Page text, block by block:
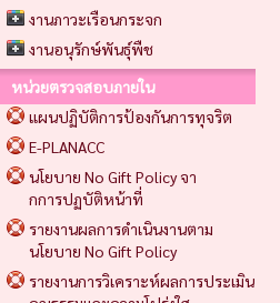
งานภาวะเรือนกระจก
งานอนุรักษ์พันธุ์พืช
หน่วยตรวจสอบภายใน
แผนปฏิบัติการป้องกันการทุจริต
E-PLANACC
นโยบาย No Gift Policy จา
กการปฏบัติหน้าที่
รายงานผลการดำเนินงานตาม
นโยบาย No Gift Policy
รายงานการวิเคราะห์ผลการประเมิน